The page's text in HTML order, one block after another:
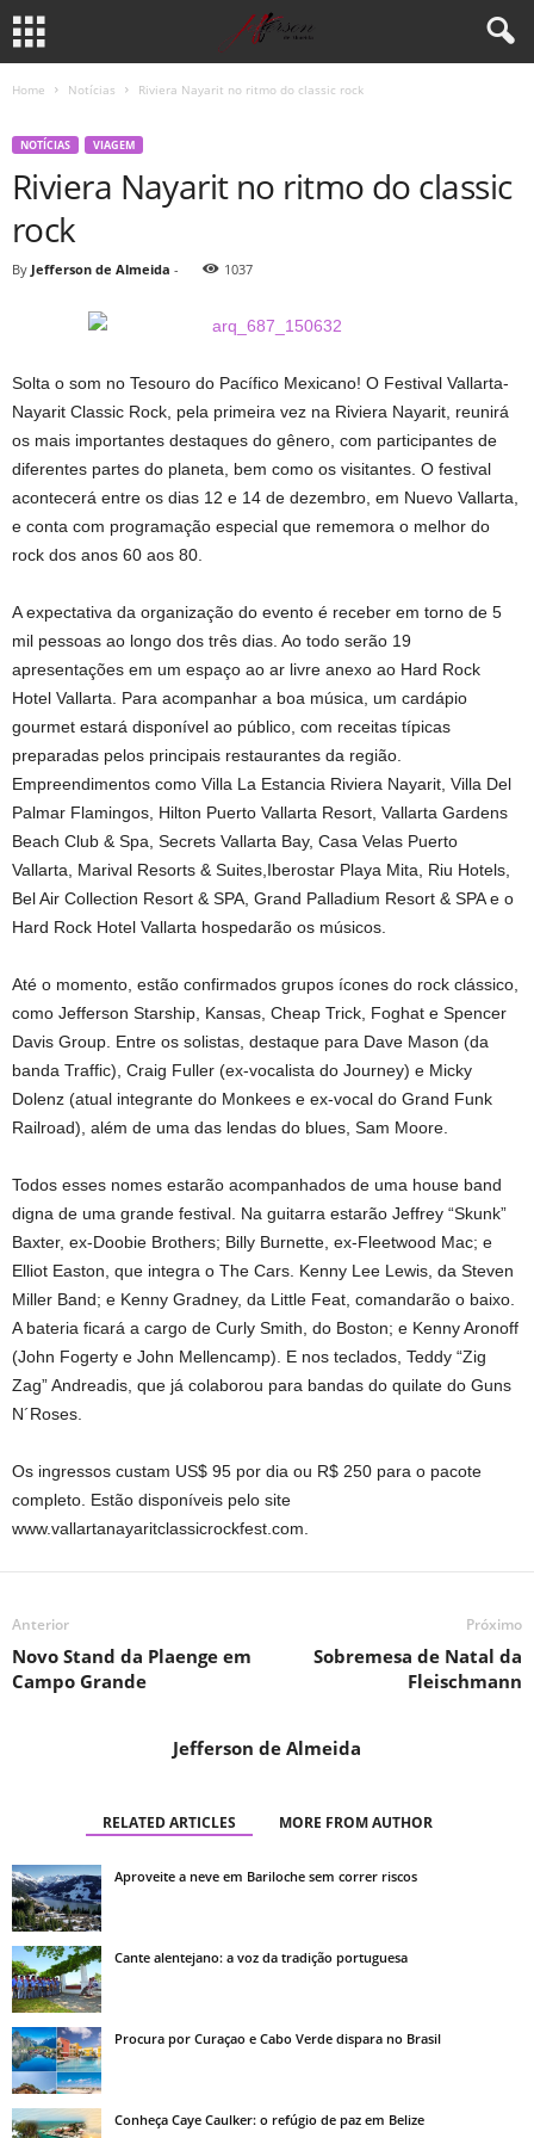
Home Notícias Riviera Nayarit no ritmo do classic rock
NOTÍCIAS VIAGEM
Riviera Nayarit no ritmo do classic
rock
By Jefferson de Almeida - 1037
Solta o som no Tesouro do Pacífico Mexicano! O Festival Vallarta-
Nayarit Classic Rock, pela primeira vez na Riviera Nayarit, reunirá
os mais importantes destaques do gênero, com participantes de
diferentes partes do planeta, bem como os visitantes. O festival
acontecerá entre os dias 12 e 14 de dezembro, em Nuevo Vallarta,
e conta com programação especial que rememora o melhor do
rock dos anos 60 aos 80.
A expectativa da organização do evento é receber em torno de 5
mil pessoas ao longo dos três dias. Ao todo serão 19
apresentações em um espaço ao ar livre anexo ao Hard Rock
Hotel Vallarta. Para acompanhar a boa música, um cardápio
gourmet estará disponível ao público, com receitas típicas
preparadas pelos principais restaurantes da região.
Empreendimentos como Villa La Estancia Riviera Nayarit, Villa Del
Palmar Flamingos, Hilton Puerto Vallarta Resort, Vallarta Gardens
Beach Club & Spa, Secrets Vallarta Bay, Casa Velas Puerto
Vallarta, Marival Resorts & Suites,Iberostar Playa Mita, Riu Hotels,
Bel Air Collection Resort & SPA, Grand Palladium Resort & SPA e o
Hard Rock Hotel Vallarta hospedarão os músicos.
Até o momento, estão confirmados grupos ícones do rock clássico,
como Jefferson Starship, Kansas, Cheap Trick, Foghat e Spencer
Davis Group. Entre os solistas, destaque para Dave Mason (da
banda Traffic), Craig Fuller (ex-vocalista do Journey) e Micky
Dolenz (atual integrante do Monkees e ex-vocal do Grand Funk
Railroad), além de uma das lendas do blues, Sam Moore.
Todos esses nomes estarão acompanhados de uma house band
digna de uma grande festival. Na guitarra estarão Jeffrey “Skunk”
Baxter, ex-Doobie Brothers; Billy Burnette, ex-Fleetwood Mac; e
Elliot Easton, que integra o The Cars. Kenny Lee Lewis, da Steven
Miller Band; e Kenny Gradney, da Little Feat, comandarão o baixo.
A bateria ficará a cargo de Curly Smith, do Boston; e Kenny Aronoff
(John Fogerty e John Mellencamp). E nos teclados, Teddy “Zig
Zag” Andreadis, que já colaborou para bandas do quilate do Guns
N´Roses.
Os ingressos custam US$ 95 por dia ou R$ 250 para o pacote
completo. Estão disponíveis pelo site
www.vallartanayaritclassicrockfest.com.
Anterior
Novo Stand da Plaenge em
Campo Grande
Próximo
Sobremesa de Natal da
Fleischmann
Jefferson de Almeida
RELATED ARTICLES MORE FROM AUTHOR
Aproveite a neve em Bariloche sem correr riscos
Cante alentejano: a voz da tradição portuguesa
Procura por Curaçao e Cabo Verde dispara no Brasil
Conheça Caye Caulker: o refúgio de paz em Belize